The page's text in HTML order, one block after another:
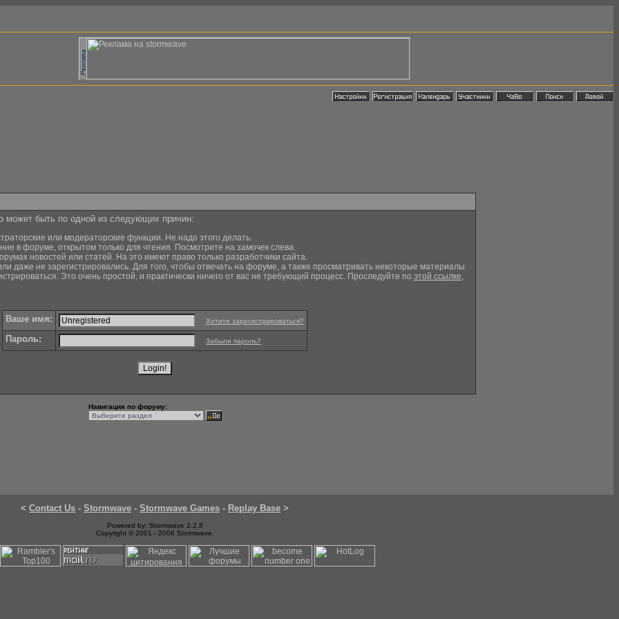
может быть по одной из следующих причин:
или модераторские функции. Не надо этого делать.
в форуме, открытом только для чтения. Посмотрите на замочек слева.
новостей или статей. На это имеют право только разработчики сайта.
даже не зарегистрировались. Для того, чтобы отвечать на форуме, а также просматривать некоторые материалы
Это очень простой, и практически ничего от вас не требующий процесс. Проследуйте по этой ссылке,
Ваше имя: Хотите зарегистрироваться?
Пароль: Забыли пароль?
Навигация по форуму:
< Contact Us - Stormwave - Stormwave Games - Replay Base >
Powered by: Stormwave 2.2.8
Copyright © 2001 - 2006 Stormwave.